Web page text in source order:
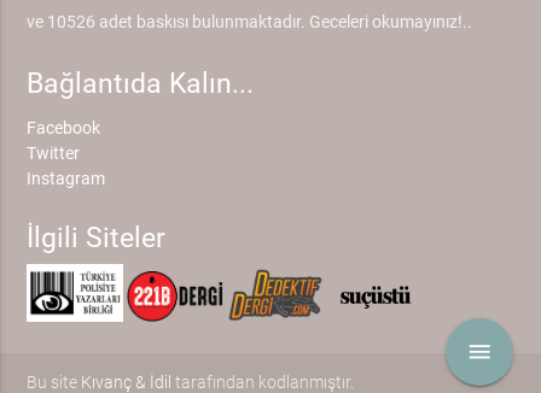
menu
ve 10526 adet baskısı bulunmaktadır. Geceleri okumayınız!..
Bağlantıda Kalın...
Facebook
Twitter
Instagram
İlgili Siteler
Bu site Kıvanç & İdil tarafından kodlanmıştır.